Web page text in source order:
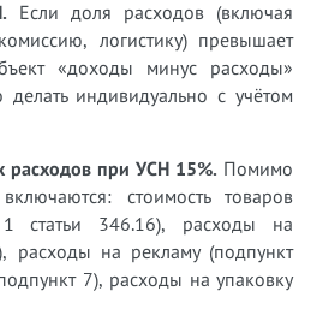
Если доля расходов (включая
логистику) превышает
«доходы минус расходы»
индивидуально с учётом
расходов при УСН 15%. Помимо
стоимость товаров
статьи 346.16), расходы на
расходы на рекламу (подпункт
7), расходы на упаковку